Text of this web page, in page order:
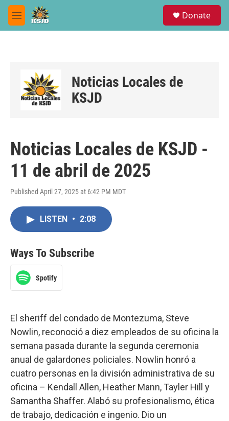
Skip to main content
M
e
Donate
Noticias Locales de
KSJD
Noticias Locales de KSJD -
11 de abril de 2025
Published April 27, 2025 at 6:42 PM MDT
LISTEN • 2:08
Ways To Subscribe
Spotify
El sheriff del condado de Montezuma, Steve
Nowlin, reconoció a diez empleados de su oficina la
semana pasada durante la segunda ceremonia
anual de galardones policiales. Nowlin honró a
cuatro personas en la división administrativa de su
oficina – Kendall Allen, Heather Mann, Tayler Hill y
Samantha Shaffer. Alabó su profesionalismo, ética
de trabajo, dedicación e ingenio. Dio un